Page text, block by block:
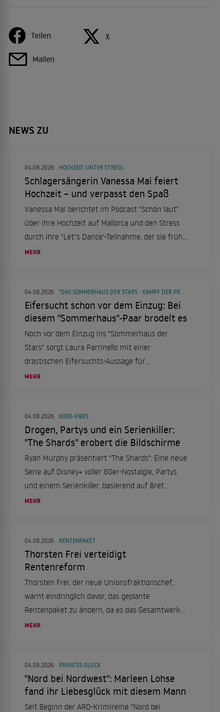
Teilen X
Mailen
NEWS ZU
04.08.2026 HOCHZEIT UNTER STRESS
Schlagersängerin Vanessa Mai feiert
Hochzeit – und verpasst den Spaß
Vanessa Mai berichtet im Podcast "Schön laut"
über ihre Hochzeit auf Mallorca und den Stress
durch ihre "Let"s Dance'-Teilnahme, der sie früh
ins Bett trieb.
MEHR
04.08.2026
Eifersucht schon vor dem Einzug: Bei
diesem "Sommerhaus"-Paar brodelt es
Noch vor dem Einzug ins "Sommerhaus der
Stars" sorgt Laura Parrinello mit einer
drastischen Eifersuchts-Aussage für
Gesprächsstoff. Gleichzeitig kursieren Gerüchte
MEHR
04.08.2026 80ER-VIBES
Drogen, Partys und ein Serienkiller:
"The Shards" erobert die Bildschirme
Ryan Murphy präsentiert "The Shards": Eine neue
Serie auf Disney+ voller 80er-Nostalgie, Partys
und einem Serienkiller, basierend auf Bret
Easton Ellis' Roman.
MEHR
04.08.2026 RENTENPAKET
Thorsten Frei verteidigt
Rentenreform
Thorsten Frei, der neue Unionsfraktionschef,
warnt eindringlich davor, das geplante
Rentenpaket zu ändern, da es das Gesamtwerk
ins Wanken bringen könnte. Die
Generationengerechtigkeit sicherstellen soll.
MEHR
04.08.2026 PRIVATES GLÜCK
"Nord bei Nordwest": Marleen Lohse
fand ihr Liebesglück mit diesem Mann
Seit Beginn der ARD-Krimireihe "Nord bei